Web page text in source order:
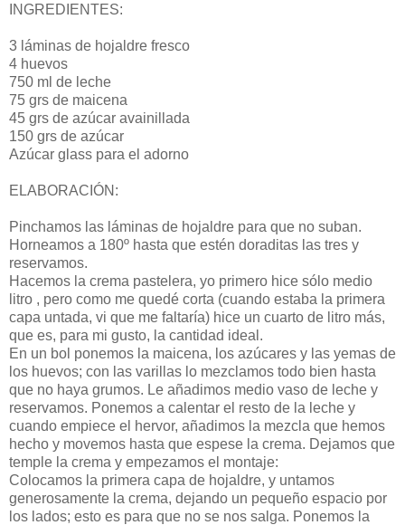
INGREDIENTES:
3 láminas de hojaldre fresco
4 huevos
750 ml de leche
75 grs de maicena
45 grs de azúcar avainillada
150 grs de azúcar
Azúcar glass para el adorno
ELABORACIÓN:
Pinchamos las láminas de hojaldre para que no suban.
Horneamos a 180º hasta que estén doraditas las tres y
reservamos.
Hacemos la crema pastelera, yo primero hice sólo medio
litro , pero como me quedé corta (cuando estaba la primera
capa untada, vi que me faltaría) hice un cuarto de litro más,
que es, para mi gusto, la cantidad ideal.
En un bol ponemos la maicena, los azúcares y las yemas de
los huevos; con las varillas lo mezclamos todo bien hasta
que no haya grumos. Le añadimos medio vaso de leche y
reservamos. Ponemos a calentar el resto de la leche y
cuando empiece el hervor, añadimos la mezcla que hemos
hecho y movemos hasta que espese la crema. Dejamos que
temple la crema y empezamos el montaje:
Colocamos la primera capa de hojaldre, y untamos
generosamente la crema, dejando un pequeño espacio por
los lados; esto es para que no se nos salga. Ponemos la